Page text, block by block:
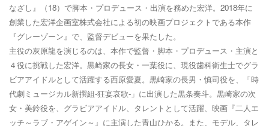
なざし』（18）で脚本・プロデュース・出演を務めた宏洋。 2018年に
創業した宏洋企画室株式会社による初の映画プロジェクトである本作
『グレーゾーン』で、監督デビューを果たした。
主役の灰原龍を演じるのは、本作で監督・脚本・プロデュース・主演と
４役に挑戦した宏洋。黒崎家の長女・一葉役に、現役歯科衛生士でグラ
ビアアイドルとして活躍する西原愛夏。黒崎家の長男・慎司役を、「時
代劇ミュージカル新撰組-狂宴哀歌- 」に出演した黒条奏斗。黒崎家の次
女・美鈴役を、グラビアアイドル、タレントとして活躍、映画『二人エ
ッチ～ラブ・アゲイン～』に主演した青山ひかる。また、モデル、タレ